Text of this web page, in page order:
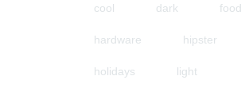
cool dark food
hardware hipster
holidays light